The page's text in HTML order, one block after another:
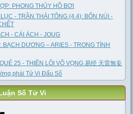
PHONG THỦY HỒ BƠI
- TRẦN THÁI TÔNG (4.4): BỐN NÚI -
- CÁI ÁCH - JOUG
DƯƠNG – ARIES - TRONG TÌNH
25 - THIÊN LÔI VÔ VỌNG 易经 天雷無妄
phái Tử Vi Đẩu Số
Số Tử Vi